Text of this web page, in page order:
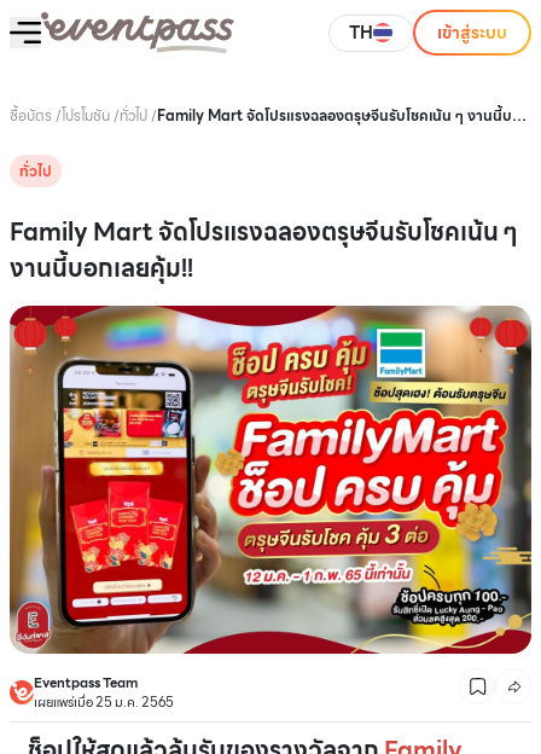
TH เข้าสู่ระบบ
ซื้อบัตร /โปรโมชัน/ทั่วไป/Family Mart จัดโปรแรงฉลองตรุษจีนรับโชคเน้น ๆ งานนี้บอก
ทั่วไป
Family Mart จัดโปรแรงฉลองตรุษจีนรับโชคเน้น ๆ
งานนี้บอกเลยคุ้ม!!
Eventpass Team
เผยแพร่เมื่อ 25 ม.ค. 2565